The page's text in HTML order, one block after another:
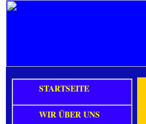
STARTSEITE
WIR ÜBER UNS